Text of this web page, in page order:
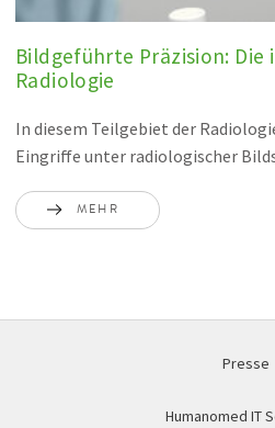
Bildgeführte Präzision:
Radiologie
In diesem Teilgebiet der
Eingriffe unter radiologischer
MEHR
Presse
Humanomed IT